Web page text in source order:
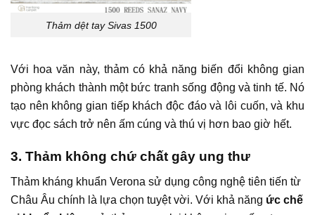
Thảm dệt tay Sivas 1500
Với hoa văn này, thảm có khả năng biến đổi không gian
phòng khách thành một bức tranh sống động và tinh tế. Nó
tạo nên không gian tiếp khách độc đáo và lôi cuốn, và khu
vực đọc sách trở nên ấm cúng và thú vị hơn bao giờ hết.
3. Thảm không chứ chất gây ung thư
Thảm kháng khuẩn Verona sử dụng công nghệ tiên tiến từ
Châu Âu chính là lựa chọn tuyệt vời. Với khả năng ức chế